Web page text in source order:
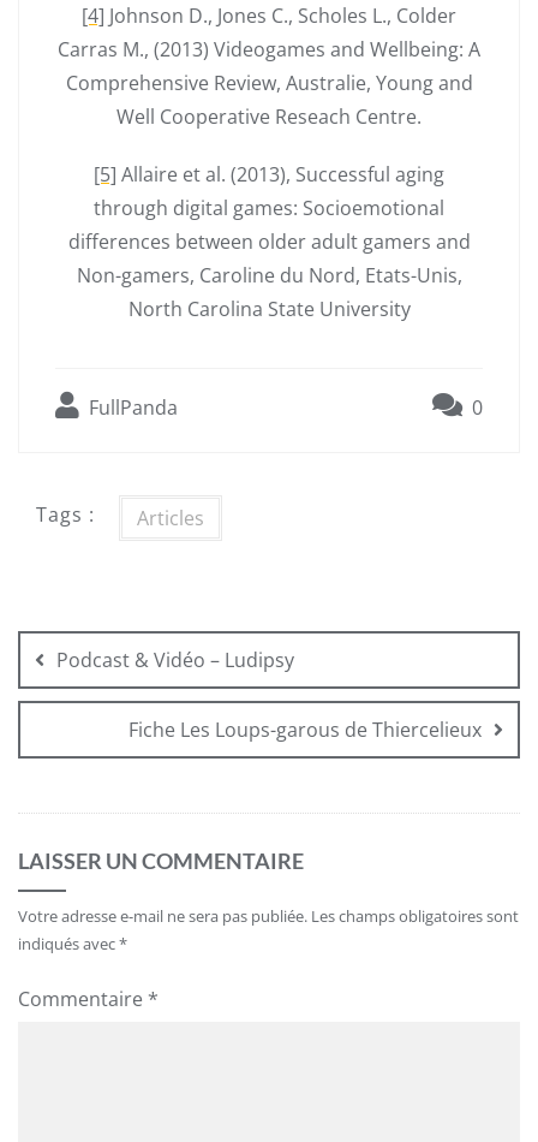
[4] Johnson D., Jones C., Scholes L., Colder
Carras M., (2013) Videogames and Wellbeing: A
Comprehensive Review, Australie, Young and
Well Cooperative Reseach Centre.
[5] Allaire et al. (2013), Successful aging
through digital games: Socioemotional
differences between older adult gamers and
Non-gamers, Caroline du Nord, Etats-Unis,
North Carolina State University
FullPanda 0
Tags : Articles
de
l’article
Podcast & Vidéo – Ludipsy
Fiche Les Loups-garous de Thiercelieux
LAISSER UN COMMENTAIRE
Votre adresse e-mail ne sera pas publiée. Les champs obligatoires sont
indiqués avec*
Commentaire *